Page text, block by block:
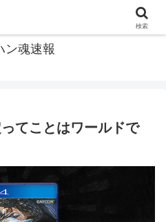
ン魂速報
ってことはワールドで
検索